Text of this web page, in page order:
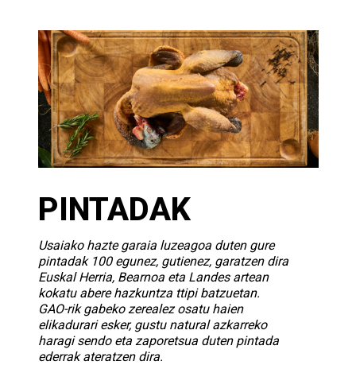
PINTADAK
Usaiako hazte garaia luzeagoa duten gure
pintadak 100 egunez, gutienez, garatzen dira
Euskal Herria, Bearnoa eta Landes artean
kokatu abere hazkuntza ttipi batzuetan.
GAO-rik gabeko zerealez osatu haien
elikadurari esker, gustu natural azkarreko
haragi sendo eta zaporetsua duten pintada
ederrak ateratzen dira.